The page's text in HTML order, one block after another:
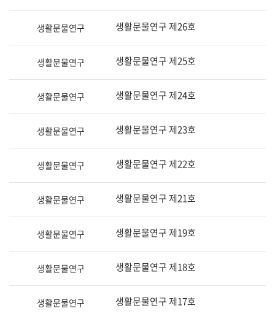
생활문물연구 생활문물연구 제26호
생활문물연구 생활문물연구 제25호
생활문물연구 생활문물연구 제24호
생활문물연구 생활문물연구 제23호
생활문물연구 생활문물연구 제22호
생활문물연구 생활문물연구 제21호
생활문물연구 생활문물연구 제19호
생활문물연구 생활문물연구 제18호
생활문물연구 생활문물연구 제17호